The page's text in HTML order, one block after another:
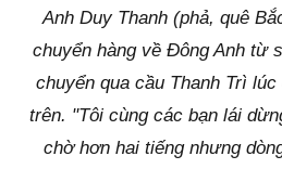
Anh Duy Thanh (phả, quê
chuyển hàng về Đông Anh từ
chuyển qua cầu Thanh Trì
trên. "Tôi cùng các bạn lái
chờ hơn hai tiếng nhưng